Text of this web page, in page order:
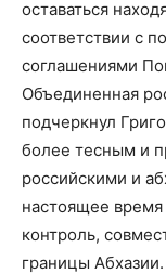
оставаться
соответствии с
соглашениями
Объединенная
подчеркнул
более тесным и
российскими и
настоящее
контроль,
границы